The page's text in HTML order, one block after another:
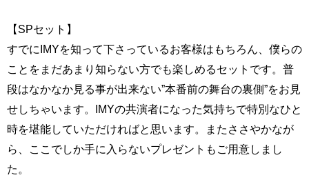
【SPセット】
すでにIMYを知って下さっているお客様はもちろん、僕らの
ことをまだあまり知らない方でも楽しめるセットです。普
段はなかなか見る事が出来ない”本番前の舞台の裏側”をお見
せしちゃいます。IMYの共演者になった気持ちで特別なひと
時を堪能していただければと思います。またささやかなが
ら、ここでしか手に入らないプレゼントもご用意しまし
た。